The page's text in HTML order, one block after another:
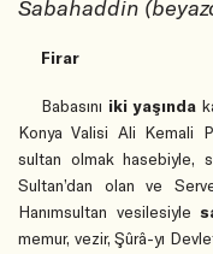
Sabahaddin
Firar
Babasını iki yaşında
Konya Valisi Ali Kemali
sultan olmak hasebiyle,
Sultan’dan olan ve
Hanımsultan vesilesiyle
memur, vezir, Şûrâ-yı